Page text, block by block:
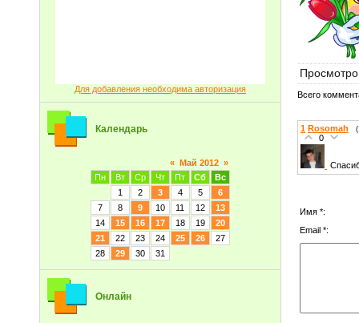
Для добавления необходима авторизация
Календарь
« Май 2012 »
Пн
Вт Ср Чт Пт Сб
Вс
1
2 3 4 5
6
7
8 9 10 11 12
13
14
15 16 17 18 19
20
21
22 23 24 25 26
27
28
29 30 31
Онлайн
Всего
1 Rosomah
0
Имя *:
Email *: